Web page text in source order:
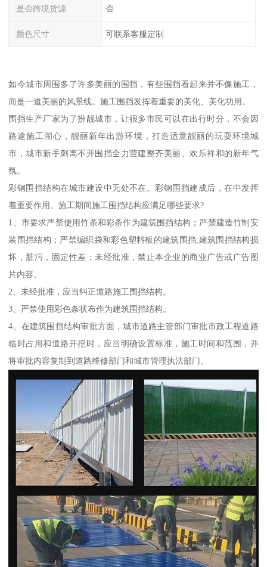
是否跨境货源 否
颜色尺寸 可联系客服定制
如今城市周围多了许多美丽的围挡，有些围挡看起来并不像施工，
而是一道美丽的风景线。施工围挡发挥着重要的美化、美化功用。
围挡生产厂家为了扮靓城市，让很多市民可以在出行时分，不会因
路途施工闹心，靓丽新年出游环境，打造适意靓丽的玩耍环境城
市，城市新手刺离不开围挡全力营建整齐美丽、欢乐祥和的新年气
氛。
彩钢围挡结构在城市建设中无处不在。彩钢围挡建成后，在中发挥
着重要作用。施工期间施工围挡结构应满足哪些要求?
1、市要求严禁使用竹条和彩条作为建筑围挡结构；严禁建造竹制安
装围挡结构；严禁编织袋和彩色塑料板的建筑围挡;建筑围挡结构损
坏，脏污，固定性差；未经批准，禁止本企业的商业广告或广告图
片内容。
2、未经批准，应当纠正道路施工围挡结构。
3、严禁使用彩色条状布作为建筑围挡结构。
4、在建筑围挡结构审批方面，城市道路主管部门审批市政工程道路
临时占用和道路开挖时，应当明确设置标准，施工时间和范围，并
将审批内容复制到道路维修部门和城市管理执法部门。